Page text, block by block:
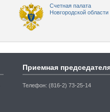
Счетная палата
Новгородской области
Приемная
Телефон: (816-2) 73-25-14